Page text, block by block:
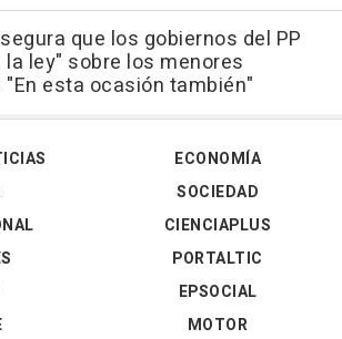
que los gobiernos del PP
ley" sobre los menores
esta ocasión también"
ECONOMÍA
SOCIEDAD
CIENCIAPLUS
PORTALTIC
EPSOCIAL
MOTOR